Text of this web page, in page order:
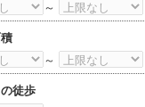
～
～
徒歩